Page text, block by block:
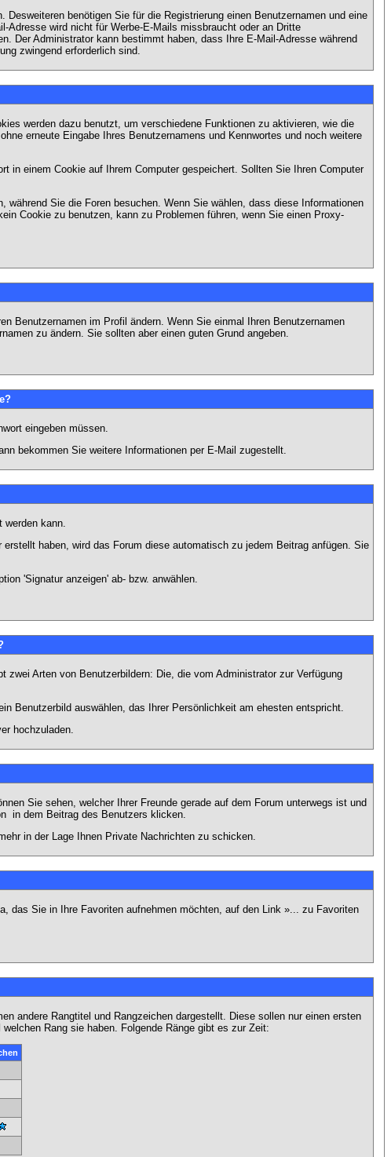
benötigen Sie für die Registrierung einen Benutzernamen und eine
wird nicht für Werbe-E-Mails missbraucht oder an Dritte
Der Administrator kann bestimmt haben, dass Ihre E-Mail-Adresse während
zwingend erforderlich sind.
werden dazu benutzt, um verschiedene Funktionen zu aktivieren, wie die
erneute Eingabe Ihres Benutzernamens und Kennwortes und noch weitere
in einem Cookie auf Ihrem Computer gespeichert. Sollten Sie Ihren Computer
Sie die Foren besuchen. Wenn Sie wählen, dass diese Informationen
Cookie zu benutzen, kann zu Problemen führen, wenn Sie einen Proxy-
Benutzernamen im Profil ändern. Wenn Sie einmal Ihren Benutzernamen
zu ändern. Sie sollten aber einen guten Grund angeben.
eingeben müssen.
bekommen Sie weitere Informationen per E-Mail zugestellt.
werden kann.
haben, wird das Forum diese automatisch zu jedem Beitrag anfügen. Sie
'Signatur anzeigen' ab- bzw. anwählen.
Arten von Benutzerbildern: Die, die vom Administrator zur Verfügung
Benutzerbild auswählen, das Ihrer Persönlichkeit am ehesten entspricht.
hochzuladen.
Sie sehen, welcher Ihrer Freunde gerade auf dem Forum unterwegs ist und
in dem Beitrag des Benutzers klicken.
in der Lage Ihnen Private Nachrichten zu schicken.
das Sie in Ihre Favoriten aufnehmen möchten, auf den Link »... zu Favoriten
andere Rangtitel und Rangzeichen dargestellt. Diese sollen nur einen ersten
Rang sie haben. Folgende Ränge gibt es zur Zeit: